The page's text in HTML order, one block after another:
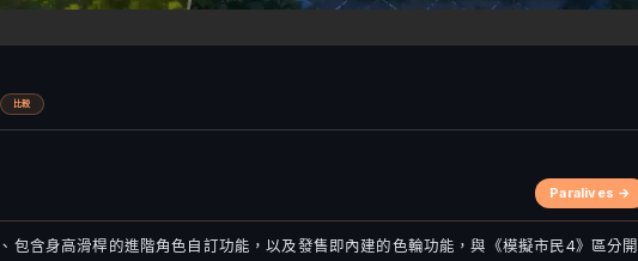
比較
Paralives →
包含身高滑桿的進階角色自訂功能，以及發售即內建的色輪功能，與《模擬市民4》區分開